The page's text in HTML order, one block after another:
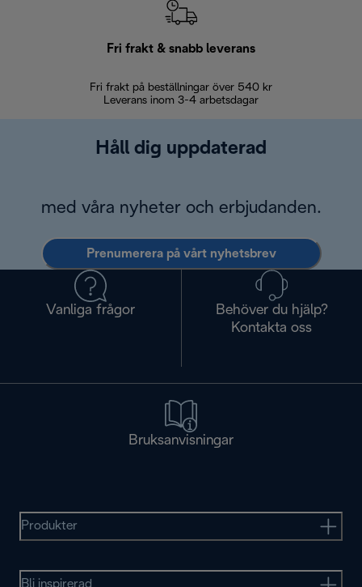
Fri frakt & snabb leverans
Fri frakt på beställningar över 540 kr
Leverans inom 3-4 arbetsdagar
Håll dig uppdaterad
med våra nyheter och erbjudanden.
Prenumerera på vårt nyhetsbrev
Vanliga frågor
Behöver du hjälp?
Kontakta oss
Bruksanvisningar
Produkter
Bli inspirerad